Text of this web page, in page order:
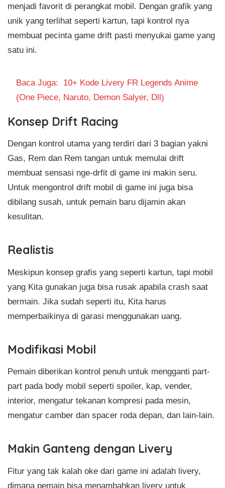
menjadi favorit di perangkat mobil. Dengan grafik yang
unik yang terlihat seperti kartun, tapi kontrol nya
membuat pecinta game drift pasti menyukai game yang
satu ini.
Baca Juga: 10+ Kode Livery FR Legends Anime
(One Piece, Naruto, Demon Salyer, Dll)
Konsep Drift Racing
Dengan kontrol utama yang terdiri dari 3 bagian yakni
Gas, Rem dan Rem tangan untuk memulai drift
membuat sensasi nge-drfit di game ini makin seru.
Untuk mengontrol drift mobil di game ini juga bisa
dibilang susah, untuk pemain baru dijamin akan
kesulitan.
Realistis
Meskipun konsep grafis yang seperti kartun, tapi mobil
yang Kita gunakan juga bisa rusak apabila crash saat
bermain. Jika sudah seperti itu, Kita harus
memperbaikinya di garasi menggunakan uang.
Modifikasi Mobil
Pemain diberikan kontrol penuh untuk mengganti part-
part pada body mobil seperti spoiler, kap, vender,
interior, mengatur tekanan kompresi pada mesin,
mengatur camber dan spacer roda depan, dan lain-lain.
Makin Ganteng dengan Livery
Fitur yang tak kalah oke dari game ini adalah livery,
dimana pemain bisa menambahkan livery untuk